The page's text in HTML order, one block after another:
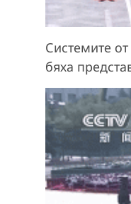
Системите
бяха